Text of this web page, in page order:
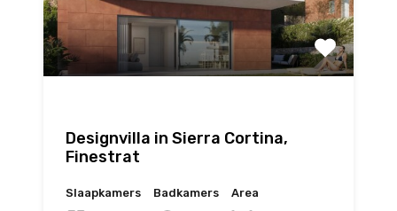
Designvilla in Sierra Cortina,
Finestrat
Slaapkamers Badkamers Area